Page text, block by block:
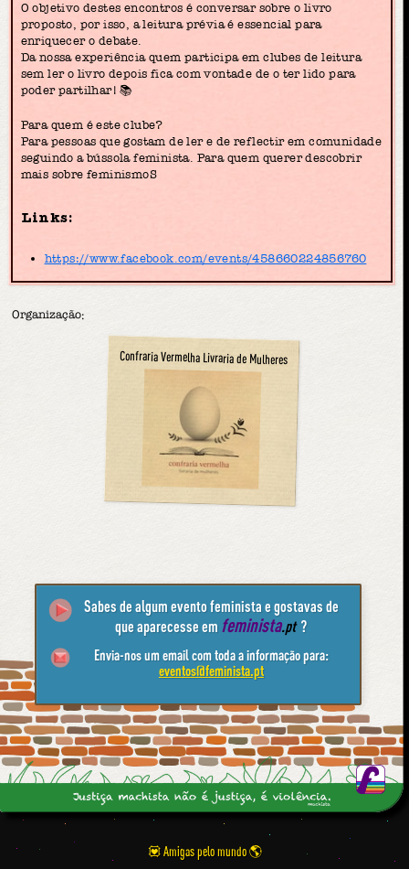
O objetivo destes encontros é conversar sobre o livro
proposto, por isso, a leitura prévia é essencial para
enriquecer o debate.
Da nossa experiência quem participa em clubes de leitura
sem ler o livro depois fica com vontade de o ter lido para
poder partilhar! 📚
Para quem é este clube?
Para pessoas que gostam de ler e de reflectir em comunidade
seguindo a bússola feminista. Para quem querer descobrir
mais sobre feminismoS
Links:
https://www.facebook.com/events/458660224856760
Organização:
Confraria Vermelha Livraria de Mulheres
Sabes de algum evento feminista e gostavas de
que aparecesse em feminista.pt ?
Envia-nos um email com toda a informação para:
eventos@feminista.pt
💟 Amigas pelo mundo